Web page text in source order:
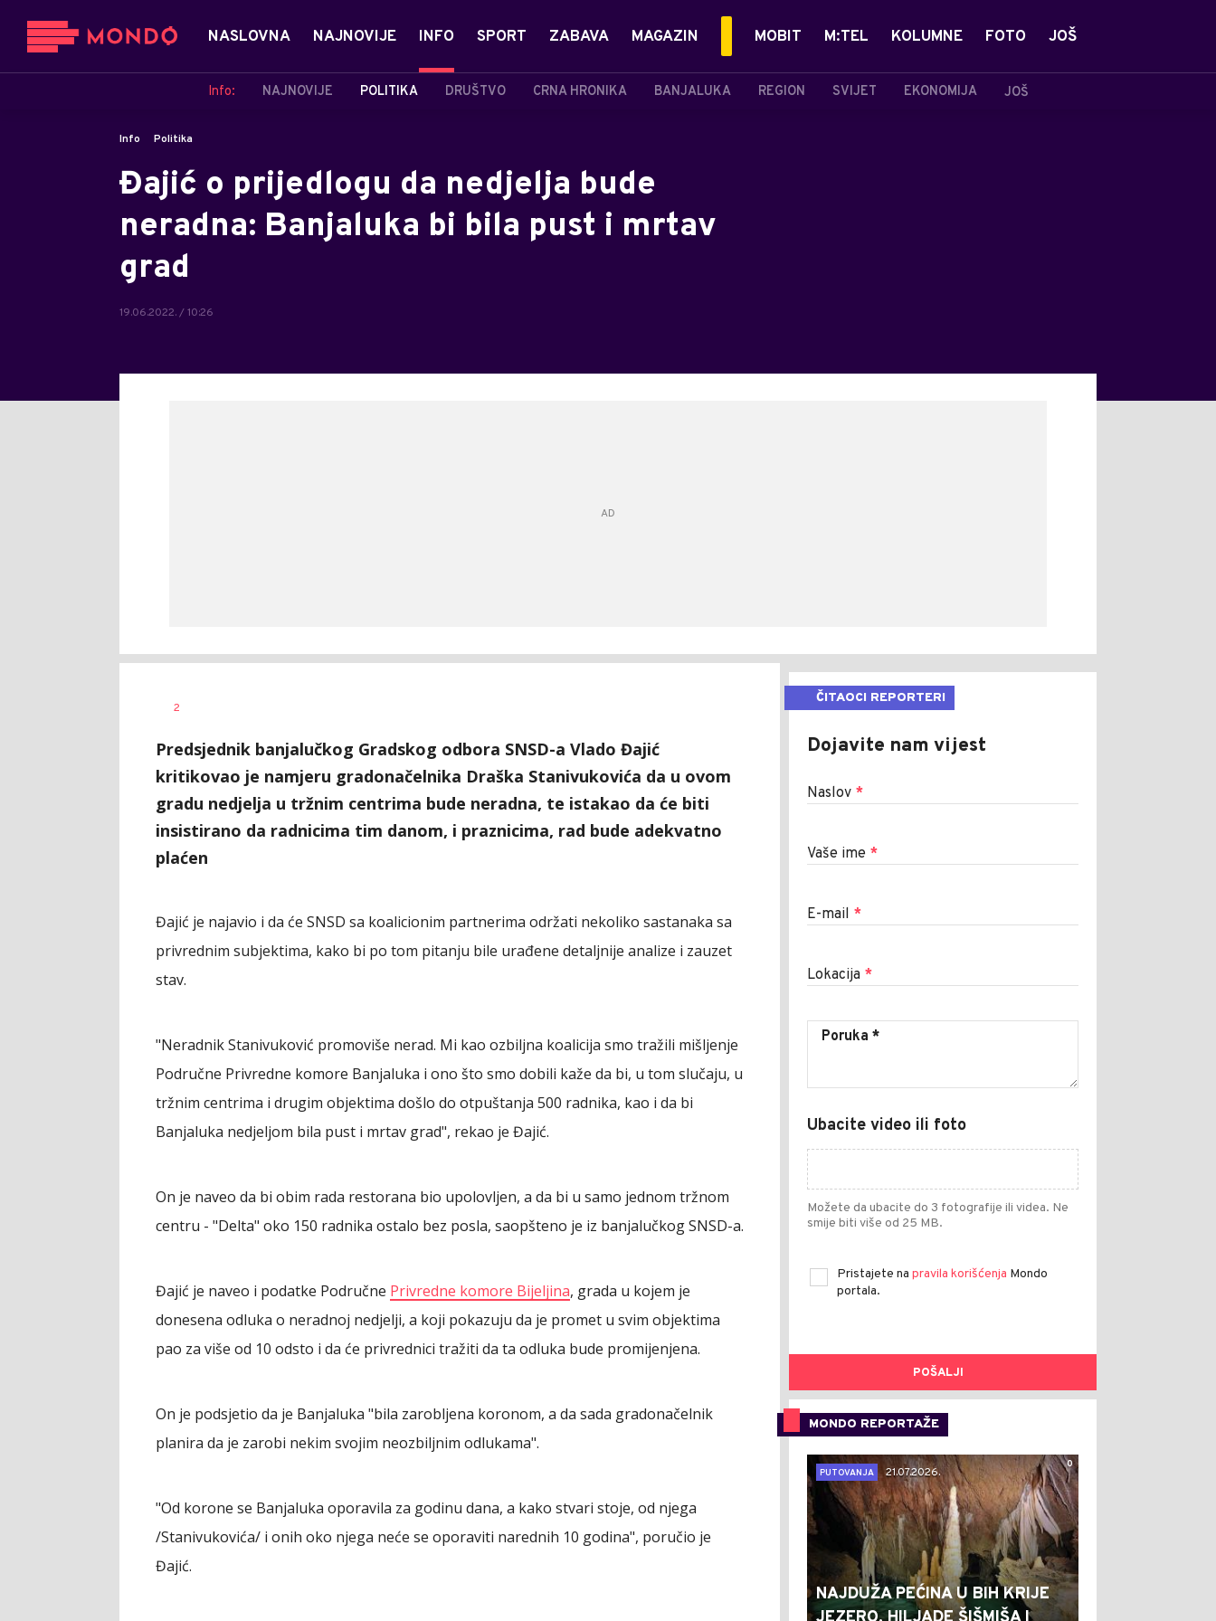
NASLOVNA NAJNOVIJE INFO
Info: NAJNOVIJE POLITIKA DRUŠTVO CRNA HRONIKA BANJALUKA REGION SVIJET EKONOMIJA JOŠ
SPORT ZABAVA MAGAZIN MOBIT M:TEL KOLUMNE FOTO JOŠ
Info Politika
Đajić o prijedlogu da nedjelja bude
neradna: Banjaluka bi bila pust i mrtav
grad
19.06.2022. / 10:26
AUTOR
2
Predsjednik banjalučkog Gradskog odbora SNSD-a Vlado Đajić
kritikovao je namjeru gradonačelnika Draška Stanivukovića da u ovom
gradu nedjelja u tržnim centrima bude neradna, te istakao da će biti
insistirano da radnicima tim danom, i praznicima, rad bude adekvatno
plaćen
Đajić je najavio i da će SNSD sa koalicionim partnerima održati nekoliko sastanaka sa
privrednim subjektima, kako bi po tom pitanju bile urađene detaljnije analize i zauzet
stav.
"Neradnik Stanivuković promoviše nerad. Mi kao ozbiljna koalicija smo tražili mišljenje
Područne Privredne komore Banjaluka i ono što smo dobili kaže da bi, u tom slučaju, u
tržnim centrima i drugim objektima došlo do otpuštanja 500 radnika, kao i da bi
Banjaluka nedjeljom bila pust i mrtav grad", rekao je Đajić.
On je naveo da bi obim rada restorana bio upolovljen, a da bi u samo jednom tržnom
centru - "Delta" oko 150 radnika ostalo bez posla, saopšteno je iz banjalučkog SNSD-a.
Đajić je naveo i podatke Područne Privredne komore Bijeljina, grada u kojem je
donesena odluka o neradnoj nedjelji, a koji pokazuju da je promet u svim objektima
pao za više od 10 odsto i da će privrednici tražiti da ta odluka bude promijenjena.
On je podsjetio da je Banjaluka "bila zarobljena koronom, a da sada gradonačelnik
planira da je zarobi nekim svojim neozbiljnim odlukama".
"Od korone se Banjaluka oporavila za godinu dana, a kako stvari stoje, od njega
/Stanivukovića/ i onih oko njega neće se oporaviti narednih 10 godina", poručio je
Đajić.
ČITAOCI REPORTERI
Dojavite nam vijest
Naslov *
Vaše ime *
E-mail *
Lokacija *
Ubacite video ili foto
Možete da ubacite do 3 fotografije ili videa. Ne
smije biti više od 25 MB.
Pristajete na pravila korišćenja Mondo
portala.
POŠALJI
MONDO REPORTAŽE
0
PUTOVANJA
21.07.2026.
NAJDUŽA PEĆINA U BIH KRIJE